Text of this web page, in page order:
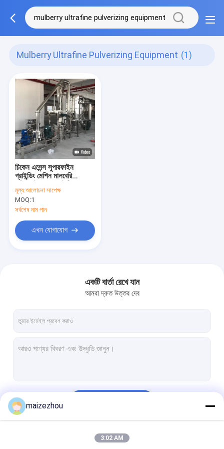
Mulberry Ultrafine Pulverizing Equipment (1)
চিকেন এসেন্স সুপারফাইন
গ্রাইন্ডিং মেশিন মালবেরি
ইকুইপমেন্ট
মূল্য:আলোচনা সাপেক্ষ
MOQ:1
সর্বশেষ দাম পান
এখন যোগাযোগ
একটি বার্তা রেখে যান
আমরা দ্রুত উত্তর দেব
maizezhou
3:02 AM